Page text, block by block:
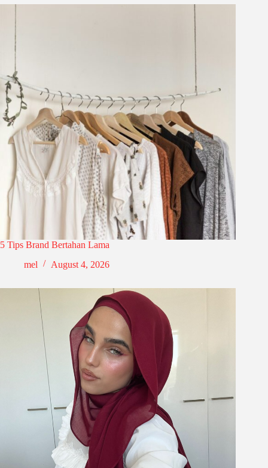
5 Tips Brand Bertahan Lama
mel
August 4, 2026